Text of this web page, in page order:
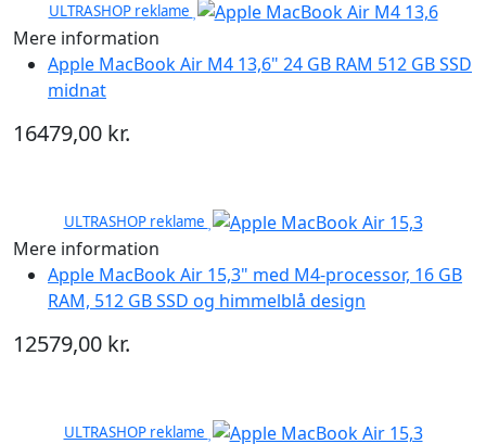
ULTRASHOP reklame
Mere information
Apple MacBook Air M4 13,6" 24 GB RAM 512 GB SSD
midnat
16479,00 kr.
ULTRASHOP reklame
Mere information
Apple MacBook Air 15,3" med M4-processor, 16 GB
RAM, 512 GB SSD og himmelblå design
12579,00 kr.
ULTRASHOP reklame